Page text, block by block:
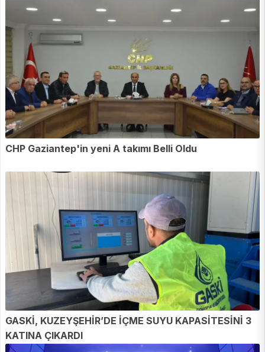
CHP Gaziantep'in yeni A takımı Belli Oldu
GASKİ, KUZEYŞEHİR’DE İÇME SUYU KAPASİTESİNİ 3
KATINA ÇIKARDI